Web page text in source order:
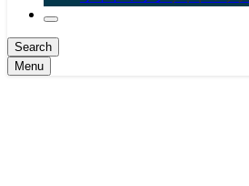
Search
Menu